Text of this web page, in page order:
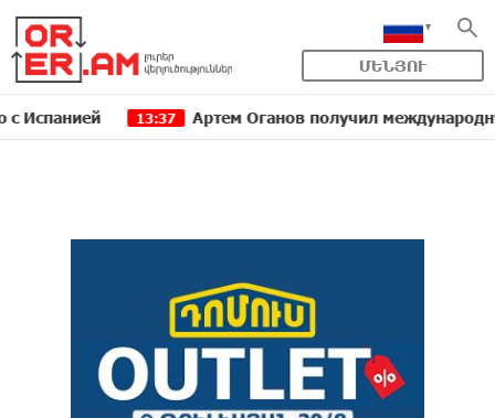
ՄԵՆՅՈՒ
13:37 Артем Оганов получил международную